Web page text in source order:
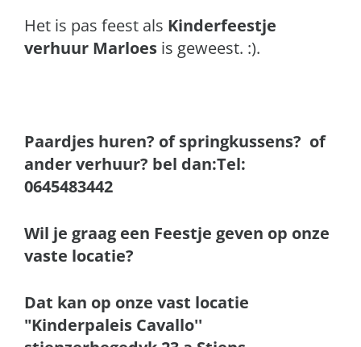
Het is pas feest als Kinderfeestje
verhuur Marloes is geweest. :).
Paardjes huren? of springkussens? of
ander verhuur? bel dan:Tel:
0645483442
Wil je graag een Feestje geven op onze
vaste locatie?
Dat kan op onze vast locatie
"Kinderpaleis Cavallo''